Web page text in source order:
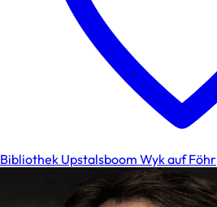
Bibliothek Upstalsboom Wyk auf Föhr